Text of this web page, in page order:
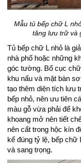
Mẫu tủ bếp chữ L
tăng lưu trữ và
Tủ bếp chữ L nhỏ là
nhà phố hoặc những
góc tường. Bố cục
khu nấu và mặt bàn
tạo thêm diện tích lưu
bếp nhỏ, nên ưu tiên
màu gỗ vừa phải để
khoang mở nên tiết
nên cất trong hộc kín
kế đúng tỷ lệ, bếp chữ
và sang trọng.